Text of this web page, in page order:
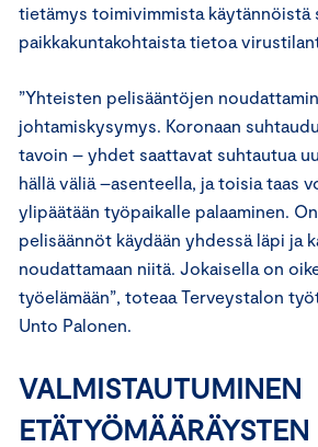
tietämys toimivimmista käytännöistä
paikkakuntakohtaista tietoa
”Yhteisten pelisääntöjen
johtamiskysymys. Koronaan
tavoin – yhdet saattavat suhtautua
hällä väliä –asenteella, ja toisia taas
ylipäätään työpaikalle palaaminen.
pelisäännöt käydään yhdessä läpi ja
noudattamaan niitä. Jokaisella on
työelämään”, toteaa Terveystalon
Unto Palonen.
VALMISTAUTUMINEN
ETÄTYÖMÄÄRÄYSTEN